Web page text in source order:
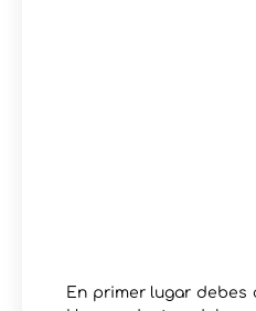
En primer lugar debes